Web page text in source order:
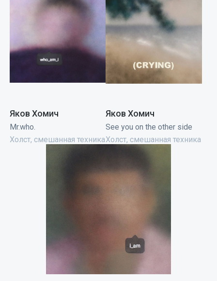
Яков Хомич
Mr.who.
Холст, смешанная техника
Яков Хомич
See you on the other side
Холст, смешанная техника